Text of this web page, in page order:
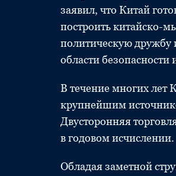
заявил, что Китай
построить китайско-
политическую дружбу
области
В течение многих
крупнейшим
Двусторонняя
в годовом исчислении.
Обладая заметной